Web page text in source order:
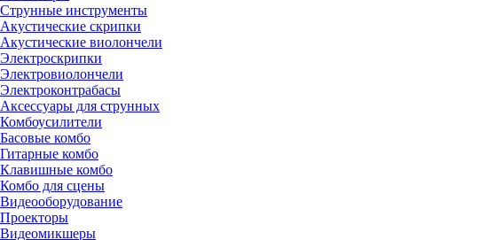
Струнные инструменты
Акустические скрипки
Акустические виолончели
Электроскрипки
Электровиолончели
Электроконтрабасы
Аксессуары для струнных
Комбоусилители
Басовые комбо
Гитарные комбо
Клавишные комбо
Комбо для сцены
Видеооборудование
Проекторы
Видеомикшеры